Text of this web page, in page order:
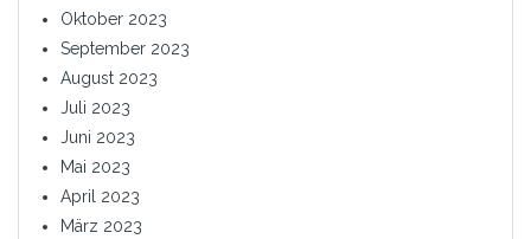
Oktober 2023
September 2023
August 2023
Juli 2023
Juni 2023
Mai 2023
April 2023
März 2023